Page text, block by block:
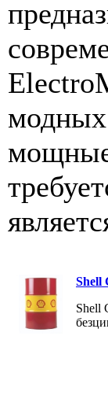
модных
мощные
Shell
Shell